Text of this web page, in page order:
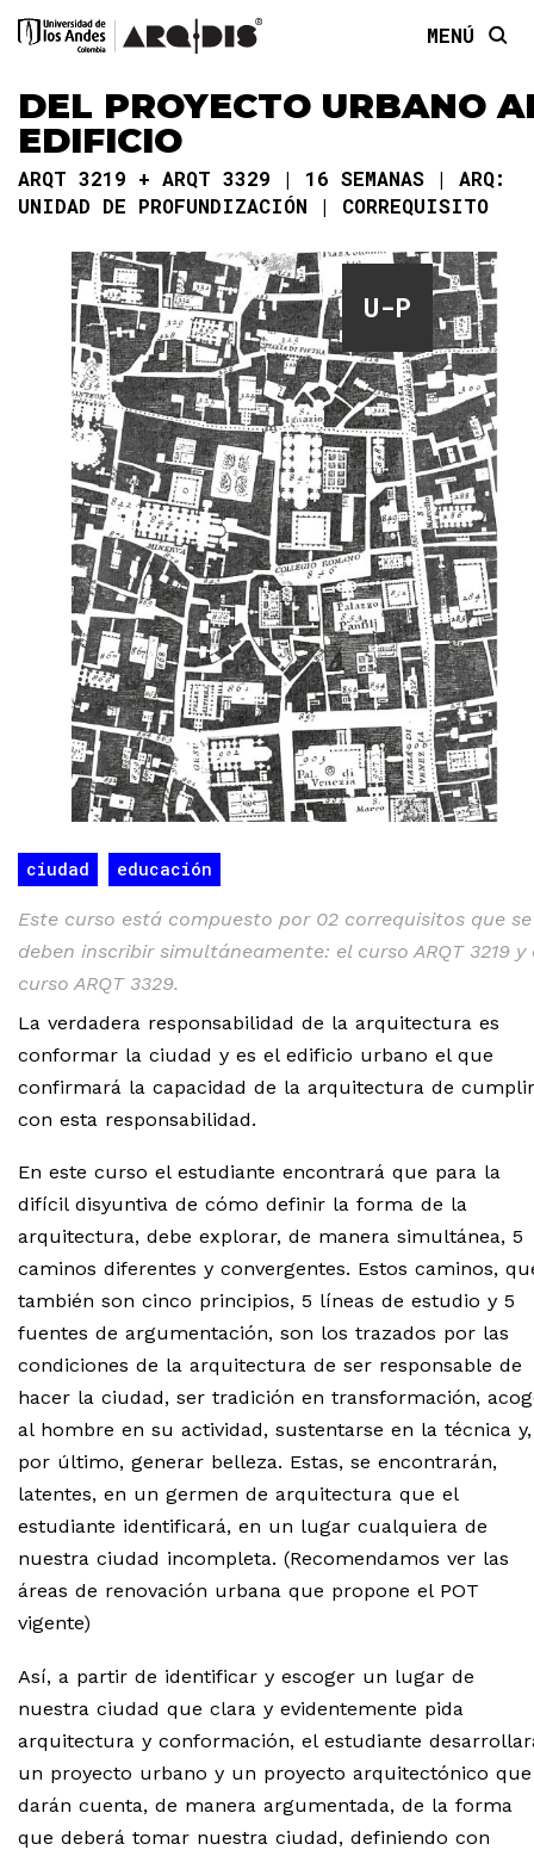
MENÚ
DEL PROYECTO URBANO
EDIFICIO
ARQT 3219 + ARQT 3329 16 SEMANAS
ARQ:
UNIDAD DE PROFUNDIZACIÓN
CORREQUISITO
U-P
ciudad educación
Este curso está compuesto por 02 correquisitos que se
deben inscribir simultáneamente: el cursoARQT 3219 y
cursoARQT 3329.
La verdadera responsabilidad de la arquitectura es
conformar la ciudad y es el edificio urbano el que
confirmará la capacidad de la arquitectura de cumplir
con esta responsabilidad.
En este curso el estudiante encontrará que para la
difícil disyuntiva de cómo definir la forma de la
arquitectura, debe explorar, de manera simultánea, 5
caminos diferentes y convergentes. Estos caminos,
también son cinco principios, 5 líneas de estudio y 5
fuentes de argumentación, son los trazados por las
condiciones de la arquitectura de ser responsable de
hacer la ciudad, ser tradición en transformación,
al hombre en su actividad, sustentarse en la técnica y,
por último, generar belleza. Estas, se encontrarán,
latentes, en un germen de arquitectura que el
estudiante identificará, en un lugar cualquiera de
nuestra ciudad incompleta. (Recomendamos ver las
áreas de renovación urbana que propone el POT
vigente)
Así, a partir de identificar y escoger un lugar de
nuestra ciudad que clara y evidentemente pida
arquitectura y conformación, el estudiante
un proyecto urbano y un proyecto arquitectónico que
darán cuenta, de manera argumentada, de la forma
que deberá tomar nuestra ciudad, definiendo con